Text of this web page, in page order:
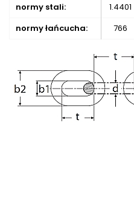
normy stali:
1.4401
normy łańcucha:
766